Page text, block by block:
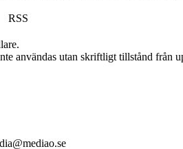
RSS
användas utan skriftligt tillstånd från